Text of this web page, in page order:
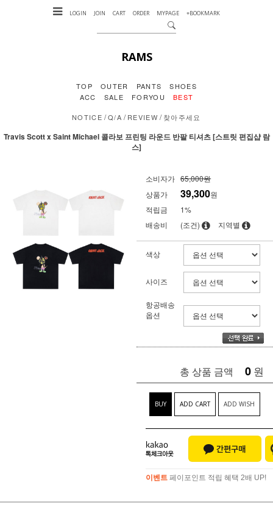
LOGIN JOIN CART ORDER MYPAGE +BOOKMARK
RAMS
TOP OUTER PANTS
SHOES
ACC
SALE FORYOU BEST
NOTICE /Q/A /REVIEW /찾아주세요
Travis Scott x Saint Michael 콜라보 프린팅 라운드 반팔 티셔츠 [스트릿 편집샵 람
스]
소비자가 65,000원
상품가
39,300원
적립금
1%
배송비
(조건) 지역별
색상
사이즈
항공배송
옵션
총 상품 금액 0 원
BUY ADD CART ADD WISH
이벤트 페이포인트 적립 혜택 2배 UP!